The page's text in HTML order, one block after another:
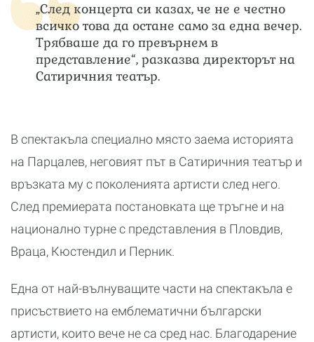
„След концерта си казах, че не е честно
всичко това да остане само за една вечер.
Трябваше да го превърнем в
представление“, разказва директорът на
Сатиричния театър.
В спектакъла специално място заема историята
на Парцалев, неговият път в Сатиричния театър и
връзката му с поколенията артисти след него.
След премиерата постановката ще тръгне и на
национално турне с представления в Пловдив,
Враца, Кюстендил и Перник.
Една от най-вълнуващите части на спектакъла е
присъствието на емблематични български
артисти, които вече не са сред нас. Благодарение